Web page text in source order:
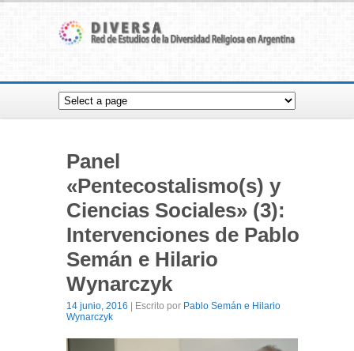
Panel
«Pentecostalismo(s) y
Ciencias Sociales» (3):
Intervenciones de Pablo
Semán e Hilario
Wynarczyk
14 junio, 2016 | Escrito por Pablo Semán e Hilario
Wynarczyk